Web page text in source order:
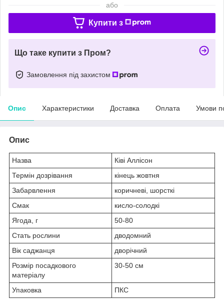
або
Купити з
Що таке купити з Пром?
Замовлення під захистом
Опис Характеристики Доставка Оплата Умови
Опис
Назва
Ківі Аллісон
Термін дозрівання
кінець жовтня
Забарвлення
коричневі, шорсткі
Смак
кисло-солодкі
Ягода, г
50-80
Стать рослини
дводомний
Вік саджанця
дворічний
Розмір посадкового
матеріалу
30-50 см
Упаковка ПКС